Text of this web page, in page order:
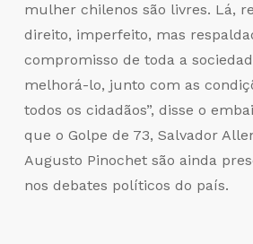
mulher chilenos são livres. Lá,
direito, imperfeito, mas
compromisso de toda a
melhorá-lo, junto com as
todos os cidadãos”, disse o
que o Golpe de 73, Salvador
Augusto Pinochet são ainda
nos debates políticos do país.